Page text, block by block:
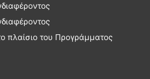
πλαίσιο του Προγράμματος